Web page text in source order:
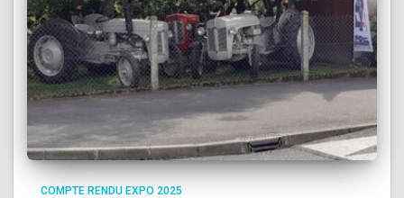
COMPTE RENDU EXPO 2025